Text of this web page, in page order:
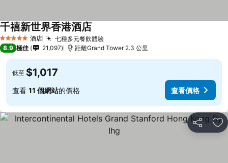
5 星級 酒店 七種多元餐飲體驗
千禧新世界香港酒店
8.9 極佳 21,097 距離Grand Tower 2.3 公里
低至 $1,017
查看 11 個網站的價格 查看價格
分享 放